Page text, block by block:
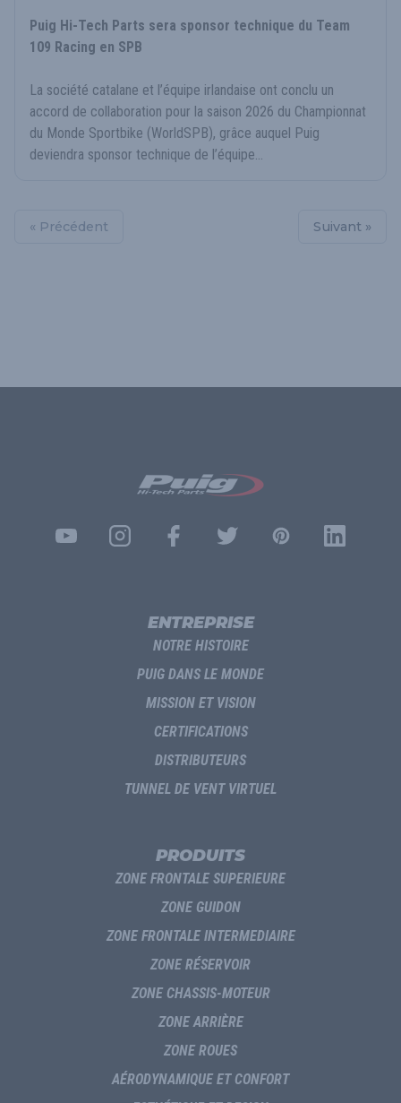
Puig Hi-Tech Parts sera sponsor technique du Team
109 Racing en SPB
La société catalane et l’équipe irlandaise ont conclu un
accord de collaboration pour la saison 2026 du Championnat
du Monde Sportbike (WorldSPB), grâce auquel Puig
deviendra sponsor technique de l’équipe...
« Précédent Suivant »
ENTREPRISE
NOTRE HISTOIRE
PUIG DANS LE MONDE
MISSION ET VISION
CERTIFICATIONS
DISTRIBUTEURS
TUNNEL DE VENT VIRTUEL
PRODUITS
ZONE FRONTALE SUPERIEURE
ZONE GUIDON
ZONE FRONTALE INTERMEDIAIRE
ZONE RÉSERVOIR
ZONE CHASSIS-MOTEUR
ZONE ARRIÈRE
ZONE ROUES
AÉRODYNAMIQUE ET CONFORT